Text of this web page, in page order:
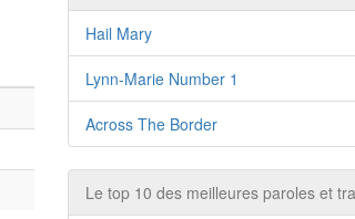
Hail Mary
Lynn-Marie Number 1
Across The Border
Le top 10 des meilleures paroles et